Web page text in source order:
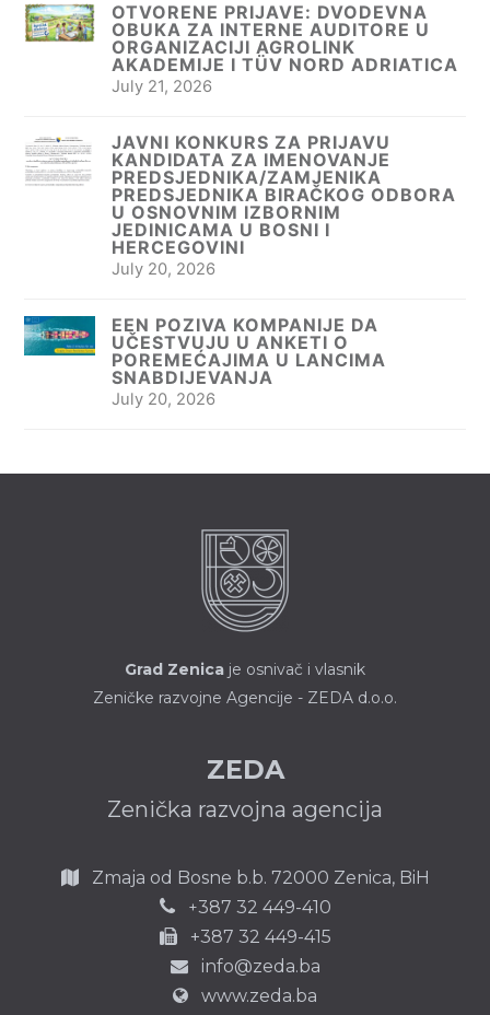
OTVORENE PRIJAVE: DVODEVNA
OBUKA ZA INTERNE AUDITORE U
ORGANIZACIJI AGROLINK
AKADEMIJE I TÜV NORD ADRIATICA
July 21, 2026
JAVNI KONKURS ZA PRIJAVU
KANDIDATA ZA IMENOVANJE
PREDSJEDNIKA/ZAMJENIKA
PREDSJEDNIKA BIRAČKOG ODBORA
U OSNOVNIM IZBORNIM
JEDINICAMA U BOSNI I
HERCEGOVINI
July 20, 2026
EEN POZIVA KOMPANIJE DA
UČESTVUJU U ANKETI O
POREMEĆAJIMA U LANCIMA
SNABDIJEVANJA
July 20, 2026
Grad Zenica je osnivač i vlasnik
Zeničke razvojne Agencije - ZEDA d.o.o.
ZEDA
Zenička razvojna agencija
Zmaja od Bosne b.b. 72000 Zenica, BiH
+387 32 449-410
+387 32 449-415
info@zeda.ba
www.zeda.ba